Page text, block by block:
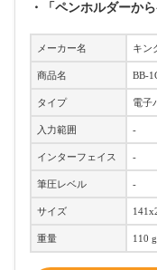
・「ペンホルダーか
メーカー名 キン
商品名 BB-
タイプ 電子
入力範囲 -
インターフェイス -
筆圧レベル -
サイズ
重量 110 g